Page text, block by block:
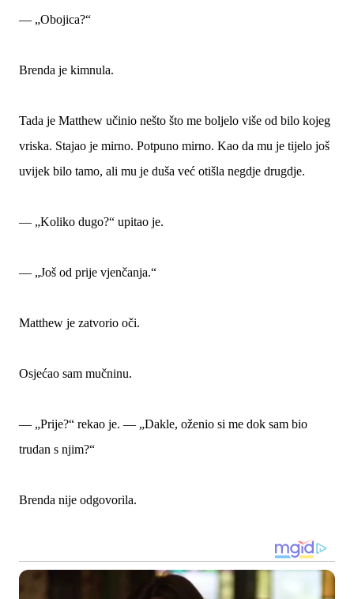
— „Obojica?“
Brenda je kimnula.
Tada je Matthew učinio nešto što me boljelo više od bilo kojeg
vriska. Stajao je mirno. Potpuno mirno. Kao da mu je tijelo još
uvijek bilo tamo, ali mu je duša već otišla negdje drugdje.
— „Koliko dugo?“ upitao je.
— „Još od prije vjenčanja.“
Matthew je zatvorio oči.
Osjećao sam mučninu.
— „Prije?“ rekao je. — „Dakle, oženio si me dok sam bio
trudan s njim?“
Brenda nije odgovorila.